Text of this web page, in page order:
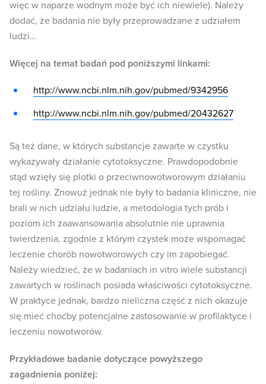
więc w naparze wodnym może być ich niewiele). Należy
dodać, że badania nie były przeprowadzane z udziałem
ludzi…
Więcej na temat badań pod poniższymi linkami:
http://www.ncbi.nlm.nih.gov/pubmed/9342956
http://www.ncbi.nlm.nih.gov/pubmed/20432627
Są też dane, w których substancje zawarte w czystku
wykazywały działanie cytotoksyczne. Prawdopodobnie
stąd wzięły się plotki o przeciwnowotworowym działaniu
tej rośliny. Znowuż jednak nie były to badania kliniczne, nie
brali w nich udziału ludzie, a metodologia tych prób i
poziom ich zaawansowania absolutnie nie uprawnia
twierdzenia, zgodnie z którym czystek może wspomagać
leczenie chorób nowotworowych czy im zapobiegać.
Należy wiedzieć, że w badaniach in vitro wiele substancji
zawartych w roślinach posiada właściwości cytotoksyczne.
W praktyce jednak, bardzo nieliczna część z nich okazuje
się mieć choćby potencjalne zastosowanie w profilaktyce i
leczeniu nowotworów.
Przykładowe badanie dotyczące powyższego
zagadnienia poniżej: